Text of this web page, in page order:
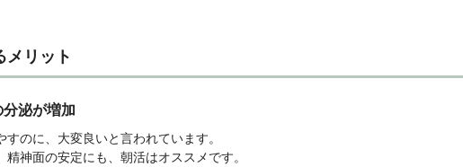
メリット
分泌が増加
のに、大変良いと言われています。
神面の安定にも、朝活はオススメです。